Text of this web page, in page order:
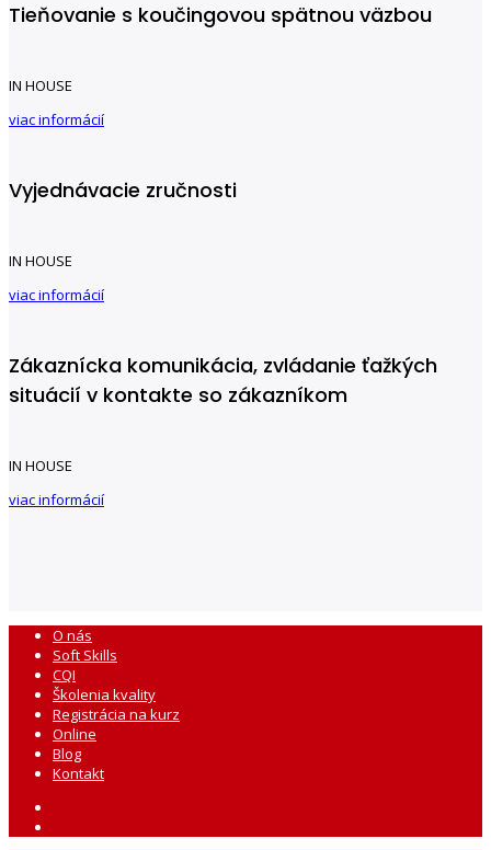
Tieňovanie s koučingovou spätnou väzbou
IN HOUSE
viac informácií
Vyjednávacie zručnosti
IN HOUSE
viac informácií
Zákaznícka komunikácia, zvládanie ťažkých
situácií v kontakte so zákazníkom
IN HOUSE
viac informácií
O nás
Soft Skills
CQI
Školenia kvality
Registrácia na kurz
Online
Blog
Kontakt